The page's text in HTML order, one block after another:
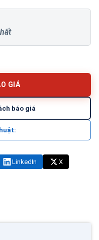
GIÁ
báo giá
LinkedIn
X